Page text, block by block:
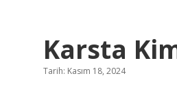
Karsta
Tarih: Kasım 18, 2024